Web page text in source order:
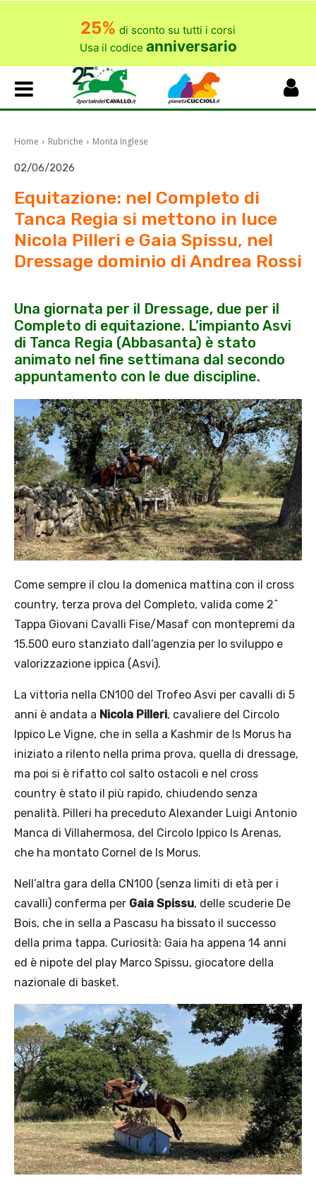
25% di sconto su tutti i corsi
Usa il codice anniversario
Home Rubriche Monta Inglese
02/06/2026
Equitazione: nel Completo di
Tanca Regia si mettono in luce
Nicola Pilleri e Gaia Spissu, nel
Dressage dominio di Andrea Rossi
Una giornata per il Dressage, due per il
Completo di equitazione. L’impianto Asvi
di Tanca Regia (Abbasanta) è stato
animato nel fine settimana dal secondo
appuntamento con le due discipline.
Come sempre il clou la domenica mattina con il cross
country, terza prova del Completo, valida come 2^
Tappa Giovani Cavalli Fise/Masaf con montepremi da
15.500 euro stanziato dall’agenzia per lo sviluppo e
valorizzazione ippica (Asvi).
La vittoria nella CN100 del Trofeo Asvi per cavalli di 5
anni è andata a Nicola Pilleri, cavaliere del Circolo
Ippico Le Vigne, che in sella a Kashmir de Is Morus ha
iniziato a rilento nella prima prova, quella di dressage,
ma poi si è rifatto col salto ostacoli e nel cross
country è stato il più rapido, chiudendo senza
penalità. Pilleri ha preceduto Alexander Luigi Antonio
Manca di Villahermosa, del Circolo Ippico Is Arenas,
che ha montato Cornel de Is Morus.
Nell’altra gara della CN100 (senza limiti di età per i
cavalli) conferma per Gaia Spissu, delle scuderie De
Bois, che in sella a Pascasu ha bissato il successo
della prima tappa. Curiosità: Gaia ha appena 14 anni
ed è nipote del play Marco Spissu, giocatore della
nazionale di basket.